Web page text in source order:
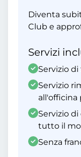
Diventa
Club e
Servizi
Servizio
Servizio
all'officina
Servizio
tutto il
Senza